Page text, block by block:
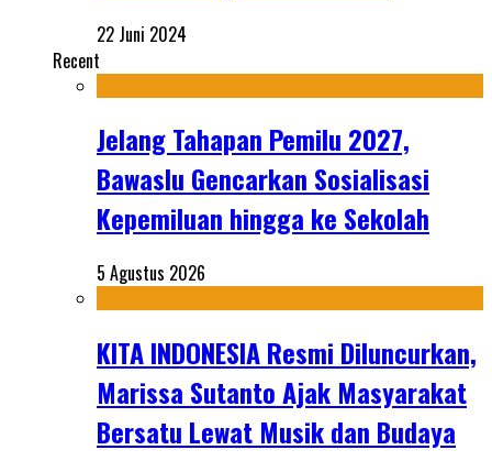
22 Juni 2024
Recent
Jelang Tahapan Pemilu 2027,
Bawaslu Gencarkan Sosialisasi
Kepemiluan hingga ke Sekolah
5 Agustus 2026
KITA INDONESIA Resmi Diluncurkan,
Marissa Sutanto Ajak Masyarakat
Bersatu Lewat Musik dan Budaya